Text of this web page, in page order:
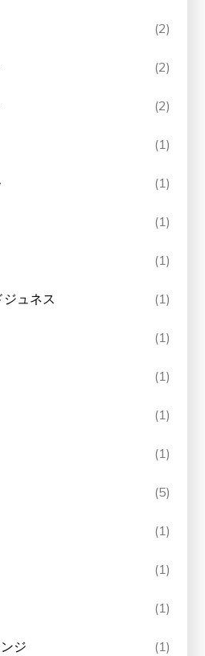
(2)
(2)
(2)
(1)
(1)
(1)
(1)
ュネス (1)
(1)
(1)
(1)
(1)
(5)
(1)
(1)
(1)
ジ (1)